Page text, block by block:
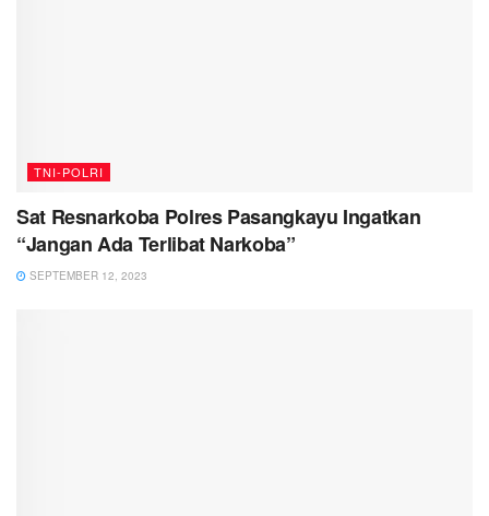
TNI-POLRI
Sat Resnarkoba Polres Pasangkayu Ingatkan
“Jangan Ada Terlibat Narkoba”
SEPTEMBER 12, 2023